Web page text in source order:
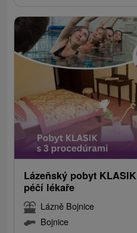
Lázeňský pobyt
péčí lékaře
Lázně Bojnice
Bojnice